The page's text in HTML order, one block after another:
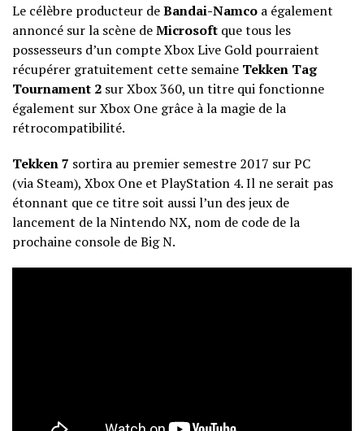
Le célèbre producteur deBandai-Namco a également
annoncé sur la scène deMicrosoft que tous les
possesseurs d’un compte Xbox Live Gold pourraient
récupérer gratuitement cette semaine Tekken Tag
Tournament 2 sur Xbox 360, un titre qui fonctionne
également sur Xbox One grâce à la magie de la
rétrocompatibilité.
Tekken 7 sortira au premier semestre 2017 sur PC
(via Steam), Xbox One et PlayStation 4. Il ne serait pas
étonnant que ce titre soit aussi l’un des jeux de
lancement de la Nintendo NX, nom de code de la
prochaine console de Big N.